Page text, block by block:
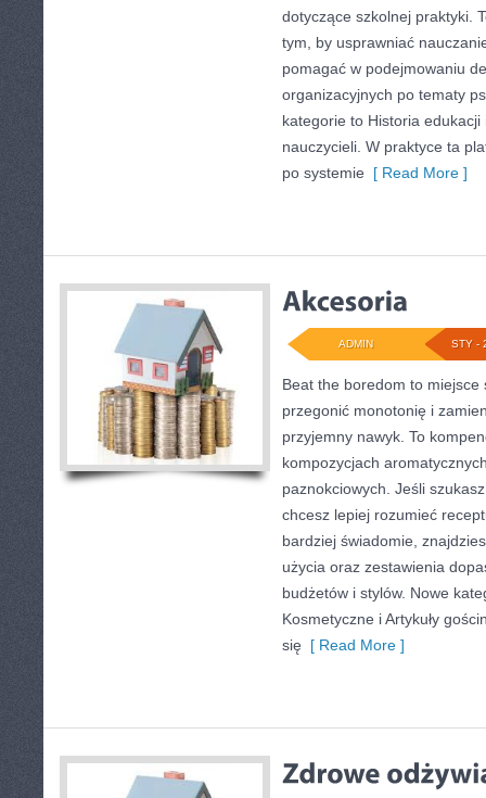
dotyczące szkolnej praktyki.
tym, by usprawniać
pomagać w podejmowaniu
organizacyjnych po tematy
kategorie to Historia
nauczycieli. W praktyce ta
po systemie [ Read More ]
STY -
ADMIN
Beat the boredom to miejsce
przegonić monotonię i
przyjemny nawyk. To
kompozycjach
paznokciowych. Jeśli
chcesz lepiej rozumieć
bardziej świadomie,
użycia oraz zestawienia
budżetów i stylów. Nowe
Kosmetyczne i Artykuły
się [ Read More ]